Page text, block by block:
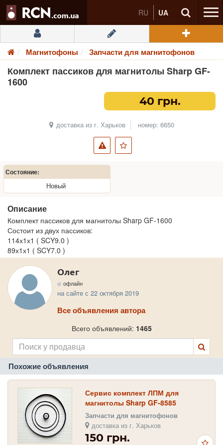
RU UA
Магнитофоны Запчасти для магнитофонов
Комплект пассиков для магнитолы Sharp GF-
1600
40 грн.
доставка из г. Харьков номер: 6650
Состояние:
Новый
Описание
Комплект пассиков для магнитолы Sharp GF-1600
Состоит из двух пассиков:
114х1х1 ( SCY9.0 )
89х1х1 ( SCY7.0 )
Олег
офлайн
на сайте с 22 октября 2019
Все объявления автора
Всего объявлений: 1465
Похожие объявления
Сервис комплект ЛПМ для
магнитолы Sharp GF-8585
Запчасти для магнитофонов
доставка из г. Харьков
150 грн.